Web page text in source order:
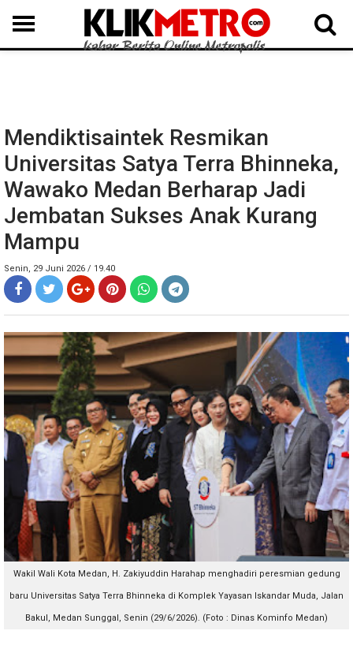
MEDAN LANGKAT DAIRI SAMOSIR TAPUT BATUBARA DELISERDANG
Mendiktisaintek Resmikan
Universitas Satya Terra Bhinneka,
Wawako Medan Berharap Jadi
Jembatan Sukses Anak Kurang
Mampu
Senin, 29 Juni 2026 / 19.40
Wakil Wali Kota Medan, H. Zakiyuddin Harahap menghadiri peresmian gedung
baru Universitas Satya Terra Bhinneka di Komplek Yayasan Iskandar Muda, Jalan
Bakul, Medan Sunggal, Senin (29/6/2026). (Foto : Dinas Kominfo Medan)